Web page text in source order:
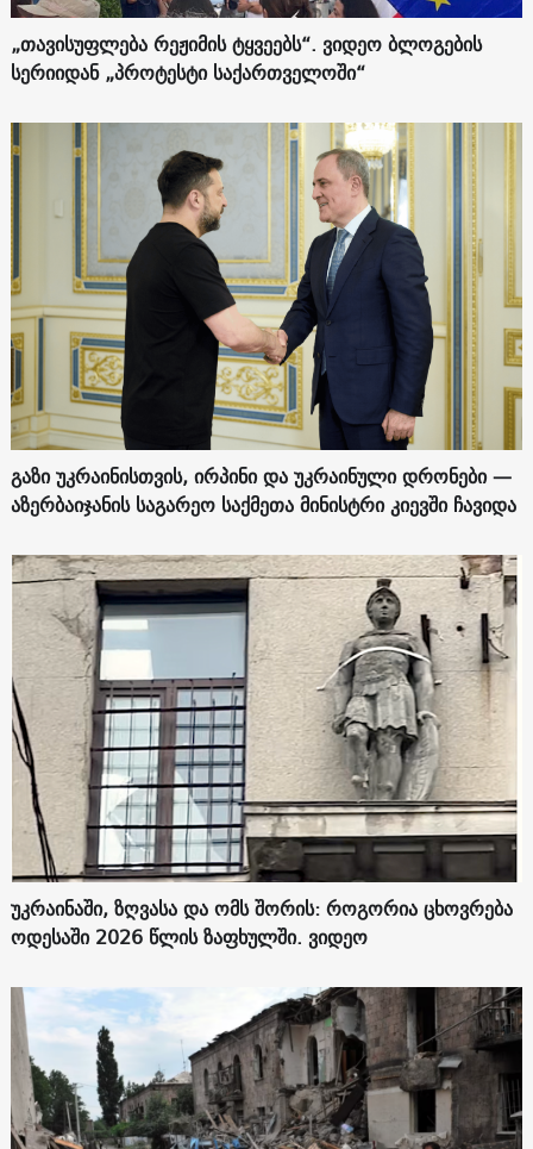
„თავისუფლება რეჟიმის ტყვეებს“. ვიდეო ბლოგების
სერიიდან „პროტესტი საქართველოში“
გაზი უკრაინისთვის, ირპინი და უკრაინული დრონები —
აზერბაიჯანის საგარეო საქმეთა მინისტრი კიევში ჩავიდა
უკრაინაში, ზღვასა და ომს შორის: როგორია ცხოვრება
ოდესაში 2026 წლის ზაფხულში. ვიდეო